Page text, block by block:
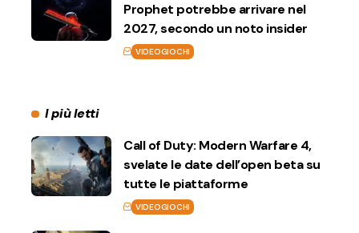
Prophet potrebbe arrivare nel
2027, secondo un noto insider
VIDEOGIOCHI
I più letti
Call of Duty: Modern Warfare 4,
svelate le date dell’open beta su
tutte le piattaforme
VIDEOGIOCHI